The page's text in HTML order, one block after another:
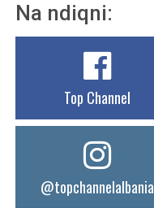
Na ndiqni:
Top Channel
@topchannelalbania